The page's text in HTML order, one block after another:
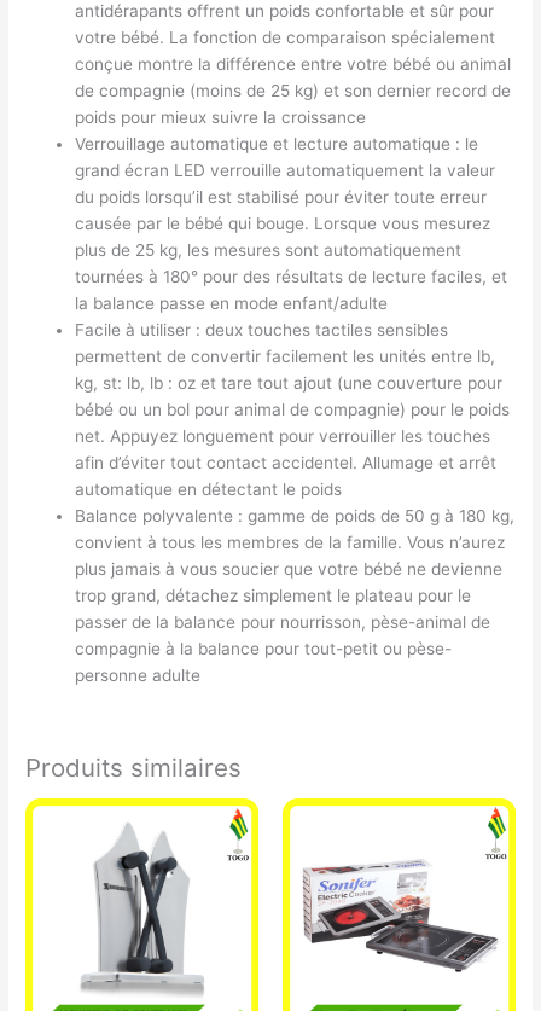
antidérapants offrent un poids confortable et sûr pour
votre bébé. La fonction de comparaison spécialement
conçue montre la différence entre votre bébé ou animal
de compagnie (moins de 25 kg) et son dernier record de
poids pour mieux suivre la croissance
Verrouillage automatique et lecture automatique : le
grand écran LED verrouille automatiquement la valeur
du poids lorsqu’il est stabilisé pour éviter toute erreur
causée par le bébé qui bouge. Lorsque vous mesurez
plus de 25 kg, les mesures sont automatiquement
tournées à 180° pour des résultats de lecture faciles, et
la balance passe en mode enfant/adulte
Facile à utiliser : deux touches tactiles sensibles
permettent de convertir facilement les unités entre lb,
kg, st: lb, lb : oz et tare tout ajout (une couverture pour
bébé ou un bol pour animal de compagnie) pour le poids
net. Appuyez longuement pour verrouiller les touches
afin d’éviter tout contact accidentel. Allumage et arrêt
automatique en détectant le poids
Balance polyvalente : gamme de poids de 50 g à 180 kg,
convient à tous les membres de la famille. Vous n’aurez
plus jamais à vous soucier que votre bébé ne devienne
trop grand, détachez simplement le plateau pour le
passer de la balance pour nourrisson, pèse-animal de
compagnie à la balance pour tout-petit ou pèse-
personne adulte
Produits similaires